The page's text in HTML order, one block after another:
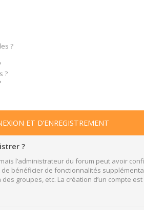
?
?
ET D’ENREGISTREMENT
?
l’administrateur du forum peut avoir
bénéficier de fonctionnalités
groupes, etc. La création d’un compte